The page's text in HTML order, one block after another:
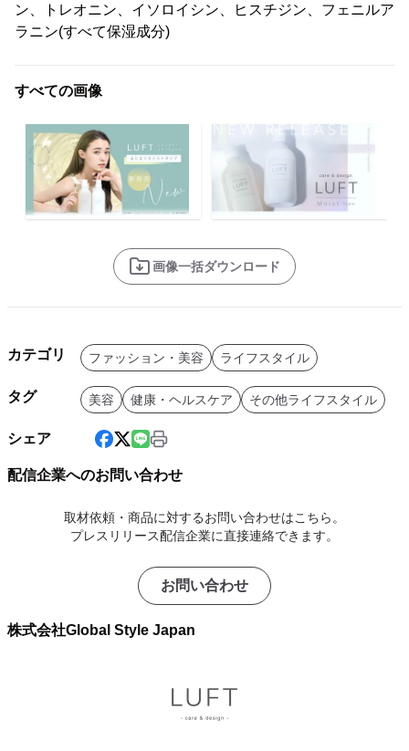
ン、トレオニン、イソロイシン、ヒスチジン、フェニルア
ラニン(すべて保湿成分)
すべての画像
画像一括ダウンロード
カテゴリ ファッション・美容 ライフスタイル
タグ 美容 健康・ヘルスケア その他ライフスタイル
シェア
配信企業へのお問い合わせ
取材依頼・商品に対するお問い合わせはこちら。
プレスリリース配信企業に直接連絡できます。
お問い合わせ
株式会社Global Style Japan